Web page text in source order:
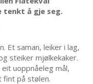
tenkt å gje seg.
Et saman, leiker i lag,
steiker mjølkekaker.
uoppnåeleg mål,
fint på stølen.